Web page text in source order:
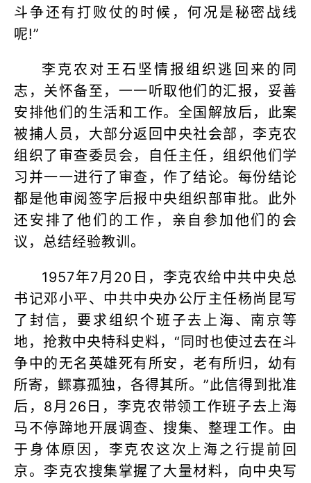
斗争还有打败仗的时候，何况是秘密战线
呢!”
李克农对王石坚情报组织逃回来的同
志，关怀备至，一一听取他们的汇报，妥善
安排他们的生活和工作。全国解放后，此案
被捕人员，大部分返回中央社会部，李克农
组织了审查委员会，自任主任，组织他们学
习并一一进行了审查，作了结论。每份结论
都是他审阅签字后报中央组织部审批。此外
还安排了他们的工作，亲自参加他们的会
议，总结经验教训。
1957年7月20日，李克农给中共中央总
书记邓小平、中共中央办公厅主任杨尚昆写
了封信，要求组织个班子去上海、南京等
地，抢救中央特科史料，“同时也使过去在斗
争中的无名英雄死有所安，老有所归，幼有
所寄，鳏寡孤独，各得其所。”此信得到批准
后，8月26日，李克农带领工作班子去上海
马不停蹄地开展调查、搜集、整理工作。由
于身体原因，李克农这次上海之行提前回
京。李克农搜集掌握了大量材料，向中央写